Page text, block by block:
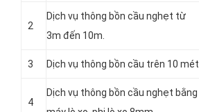
2
Dịch vụ thông bồn cầu nghẹt từ
3m đến 10m.
3 Dịch vụ thông bồn cầu trên 10 mét.
4
Dịch vụ thông bồn cầu nghẹt bằng